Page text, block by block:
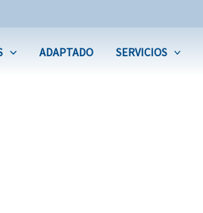
ADAPTADO SERVICIOS